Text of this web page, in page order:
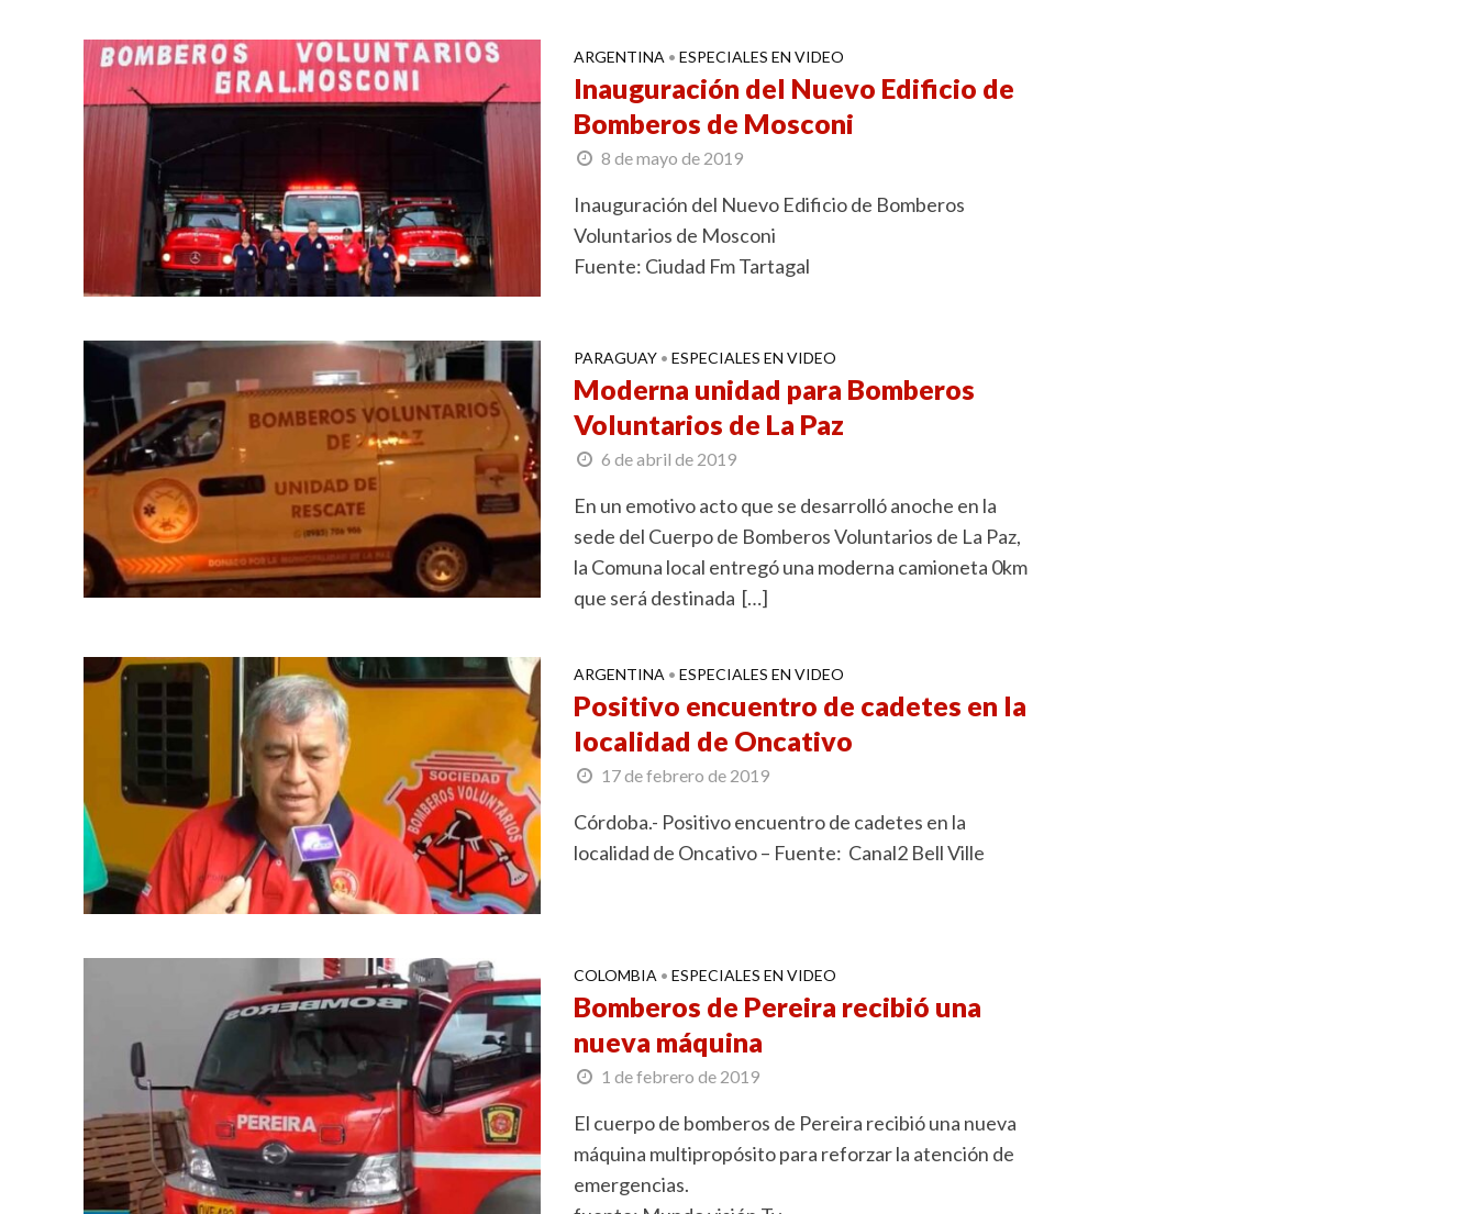
ARGENTINA • ESPECIALES EN VIDEO
Inauguración del Nuevo Edificio de
Bomberos de Mosconi
8 de mayo de 2019
Inauguración del Nuevo Edificio de Bomberos
Voluntarios de Mosconi
Fuente: Ciudad Fm Tartagal
PARAGUAY • ESPECIALES EN VIDEO
Moderna unidad para Bomberos
Voluntarios de La Paz
6 de abril de 2019
En un emotivo acto que se desarrolló anoche en la
sede del Cuerpo de Bomberos Voluntarios de La Paz,
la Comuna local entregó una moderna camioneta 0km
que será destinada […]
ARGENTINA • ESPECIALES EN VIDEO
Positivo encuentro de cadetes en la
localidad de Oncativo
17 de febrero de 2019
Córdoba.- Positivo encuentro de cadetes en la
localidad de Oncativo – Fuente: Canal2 Bell Ville
COLOMBIA • ESPECIALES EN VIDEO
Bomberos de Pereira recibió una
nueva máquina
1 de febrero de 2019
El cuerpo de bomberos de Pereira recibió una nueva
máquina multipropósito para reforzar la atención de
emergencias.